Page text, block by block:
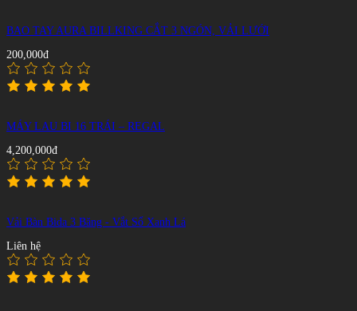
BAO TAY AURA BILLKING CẮT 3 NGÓN, VẢI LƯỚI
200,000đ
MÁY LAU BI 16 TRÁI – REGAL
4,200,000đ
Vải Bàn Bida 3 Băng - Vắt Sổ Xanh Lá
Liên hệ